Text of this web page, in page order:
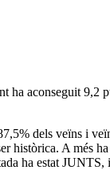
aconseguit 9,2
dels veïns i
històrica. A més
ha estat JUNTS,